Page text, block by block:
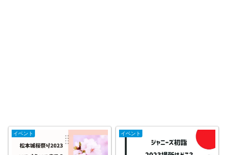
イベント イベント